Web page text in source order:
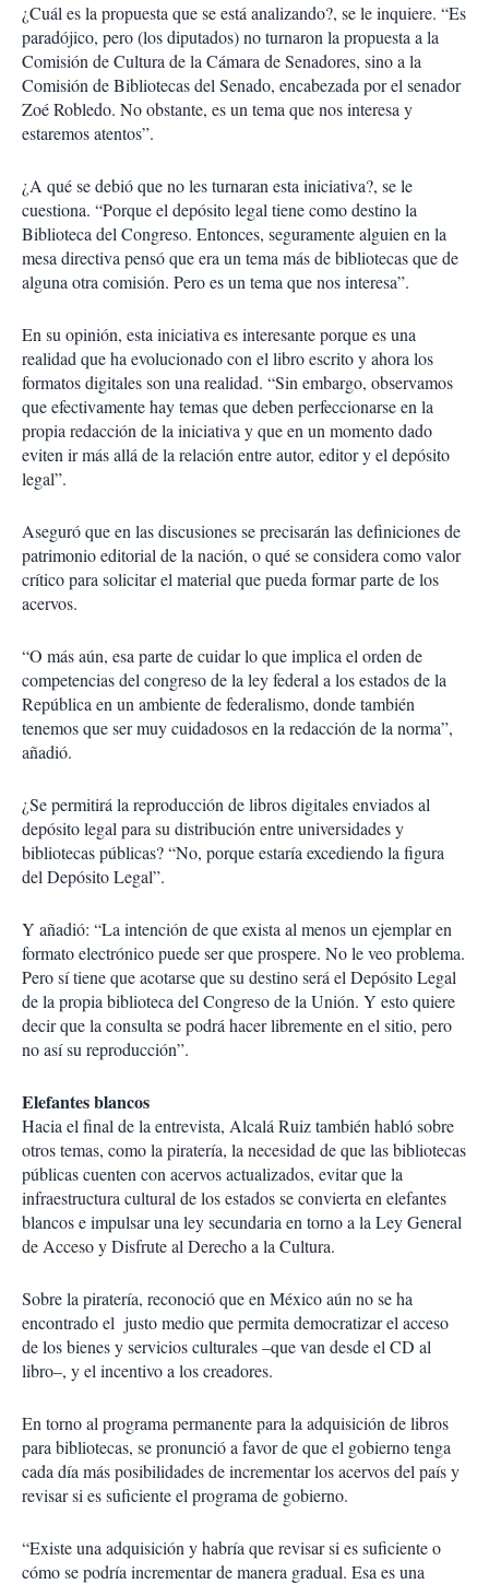
¿Cuál es la propuesta que se está analizando?, se le inquiere. “Es
paradójico, pero (los diputados) no turnaron la propuesta a la
Comisión de Cultura de la Cámara de Senadores, sino a la
Comisión de Bibliotecas del Senado, encabezada por el senador
Zoé Robledo. No obstante, es un tema que nos interesa y
estaremos atentos”.
¿A qué se debió que no les turnaran esta iniciativa?, se le
cuestiona. “Porque el depósito legal tiene como destino la
Biblioteca del Congreso. Entonces, seguramente alguien en la
mesa directiva pensó que era un tema más de bibliotecas que de
alguna otra comisión. Pero es un tema que nos interesa”.
En su opinión, esta iniciativa es interesante porque es una
realidad que ha evolucionado con el libro escrito y ahora los
formatos digitales son una realidad. “Sin embargo, observamos
que efectivamente hay temas que deben perfeccionarse en la
propia redacción de la iniciativa y que en un momento dado
eviten ir más allá de la relación entre autor, editor y el depósito
legal”.
Aseguró que en las discusiones se precisarán las definiciones de
patrimonio editorial de la nación, o qué se considera como valor
crítico para solicitar el material que pueda formar parte de los
acervos.
“O más aún, esa parte de cuidar lo que implica el orden de
competencias del congreso de la ley federal a los estados de la
República en un ambiente de federalismo, donde también
tenemos que ser muy cuidadosos en la redacción de la norma”,
añadió.
¿Se permitirá la reproducción de libros digitales enviados al
depósito legal para su distribución entre universidades y
bibliotecas públicas? “No, porque estaría excediendo la figura
del Depósito Legal”.
Y añadió: “La intención de que exista al menos un ejemplar en
formato electrónico puede ser que prospere. No le veo problema.
Pero sí tiene que acotarse que su destino será el Depósito Legal
de la propia biblioteca del Congreso de la Unión. Y esto quiere
decir que la consulta se podrá hacer libremente en el sitio, pero
no así su reproducción”.
Elefantes blancos
Hacia el final de la entrevista, Alcalá Ruiz también habló sobre
otros temas, como la piratería, la necesidad de que las bibliotecas
públicas cuenten con acervos actualizados, evitar que la
infraestructura cultural de los estados se convierta en elefantes
blancos e impulsar una ley secundaria en torno a la Ley General
de Acceso y Disfrute al Derecho a la Cultura.
Sobre la piratería, reconoció que en México aún no se ha
encontrado el justo medio que permita democratizar el acceso
de los bienes y servicios culturales –que van desde el CD al
libro–, y el incentivo a los creadores.
En torno al programa permanente para la adquisición de libros
para bibliotecas, se pronunció a favor de que el gobierno tenga
cada día más posibilidades de incrementar los acervos del país y
revisar si es suficiente el programa de gobierno.
“Existe una adquisición y habría que revisar si es suficiente o
cómo se podría incrementar de manera gradual. Esa es una